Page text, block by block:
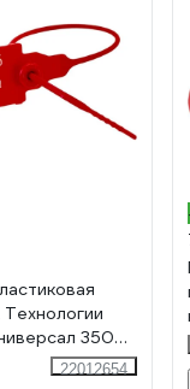
350
1000 шт.
22012654